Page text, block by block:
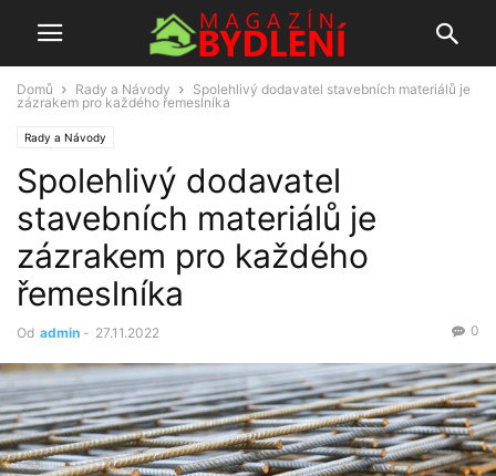
Domů Rady a Návody
Spolehlivý dodavatel stavebních materiálů je
zázrakem pro každého řemeslníka
Rady a Návody
Spolehlivý dodavatel
stavebních materiálů je
zázrakem pro každého
řemeslníka
Od admin - 27.11.2022 0